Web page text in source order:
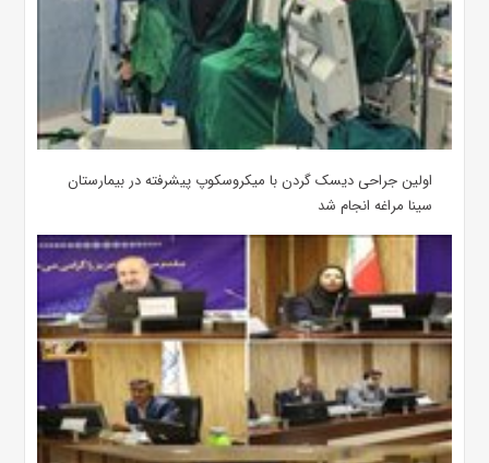
اولین جراحی دیسک گردن با میکروسکوپ پیشرفته در بیمارستان
سینا مراغه انجام شد